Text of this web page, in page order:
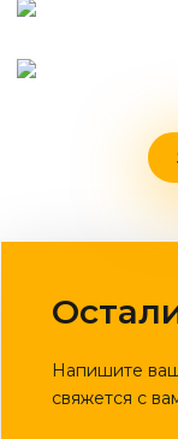
Напишите
свяжется с